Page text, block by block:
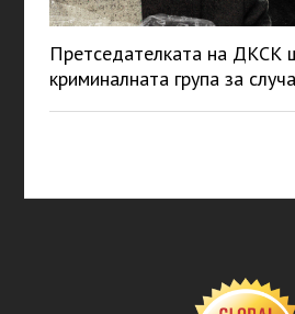
Претседателката на ДКСК
криминалната група за